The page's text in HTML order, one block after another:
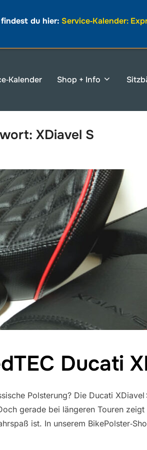
findest du hier: Service‑Kalender:
Shop + Info
XDiavel S
Ducati
Polsterung? Die Ducati
gerade bei längeren Touren
ist. In unserem